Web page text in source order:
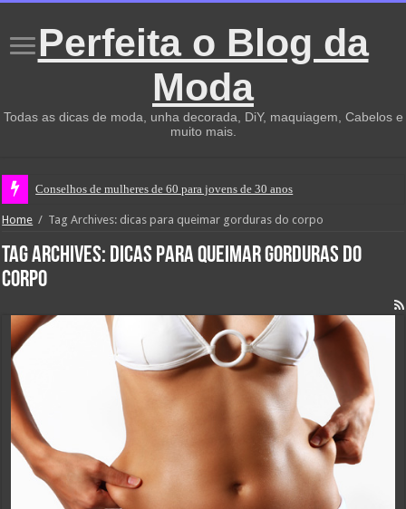
Perfeita o Blog da
Moda
Todas as dicas de moda, unha decorada, DiY, maquiagem, Cabelos e
muito mais.
Conselhos de mulheres de 60 para jovens de 30 anos
Home / Tag Archives: dicas para queimar gorduras do corpo
Tag Archives: dicas para queimar gorduras do
corpo